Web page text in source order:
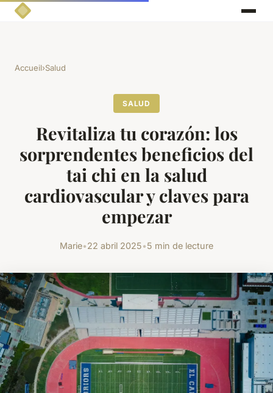
Accueil›Salud
SALUD
Revitaliza tu corazón: los
sorprendentes beneficios del
tai chi en la salud
cardiovascular y claves para
empezar
Marie•22 abril 2025•5 min de lecture